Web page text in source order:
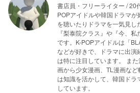
書店員・フリーライター / 20
POPアイドルや韓国ドラマ
を聴いたりドラマを一気見
『梨泰院クラス』や『今、
です。K-POPアイドルは「
などが好きで、ドラマに出
は特に注目しています。 ま
画から少女漫画、TL漫画な
は知識を活かして、韓国ドラ
しています。